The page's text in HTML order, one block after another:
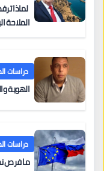
لماذا
الملاحة
دراسات
الهوية
دراسات
ما فرص